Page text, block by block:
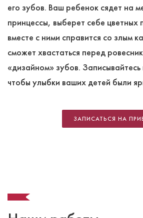
его зубов. Ваш ребенок сядет на
принцессы, выберет себе цветных
вместе с ними справится со злым
сможет хвастаться перед
«дизайном» зубов.
чтобы улыбки ваших детей были
ЗАПИСАТЬСЯ НА